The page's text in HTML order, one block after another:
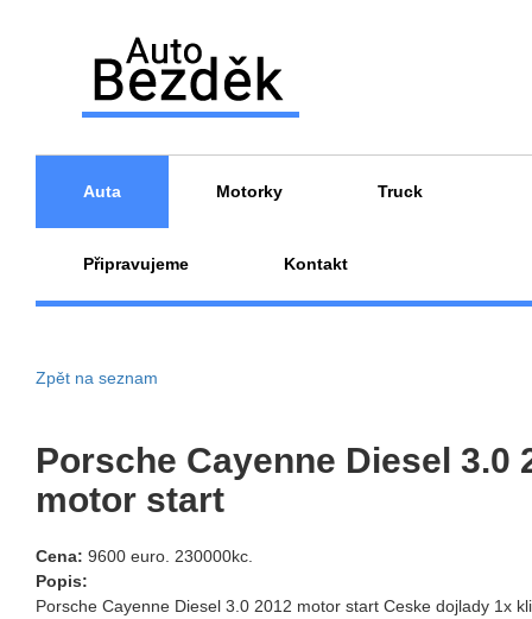
Auta Motorky Truck
Připravujeme Kontakt
Zpět na seznam
Porsche Cayenne Diesel 3.0
motor start
Cena: 9600 euro. 230000kc.
Popis:
Porsche Cayenne Diesel 3.0 2012 motor start Ceske dojlady 1x